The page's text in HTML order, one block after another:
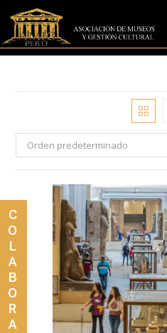
Orden predeterminado
C
O
L
A
B
O
R
A